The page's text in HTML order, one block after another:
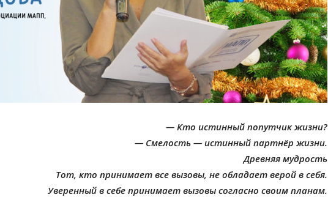
— Кто истинный попутчик жизни?
— Смелость — истинный партнёр жизни.
Древняя мудрость
Тот, кто принимает все вызовы, не обладает верой в себя.
Уверенный в себе принимает вызовы согласно своим планам.